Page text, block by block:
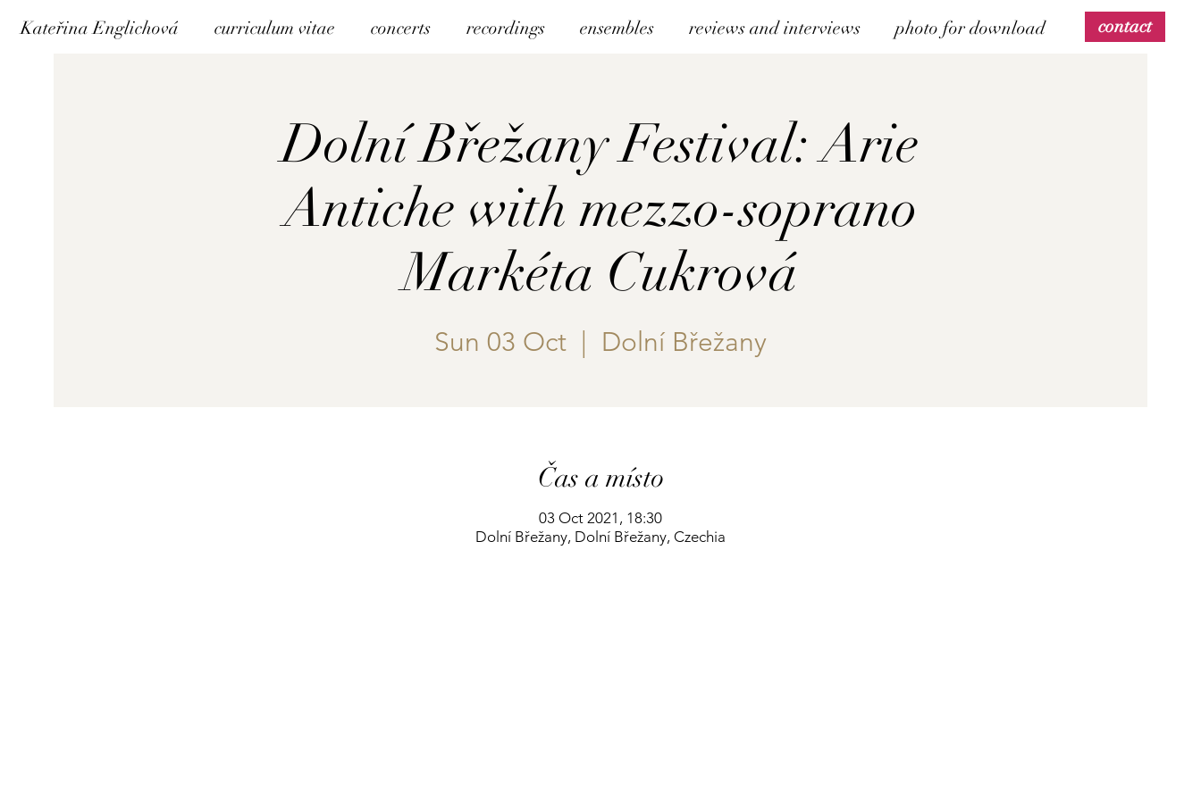
Kateřina Englichová curriculum vitae concerts recordings ensembles reviews and interviews photo for download contact
Dolní Břežany Festival: Arie
Antiche with mezzo-soprano
Markéta Cukrová
Sun 03 Oct Dolní Břežany
Čas a místo
03 Oct 2021, 18:30
Dolní Břežany, Dolní Břežany, Czechia